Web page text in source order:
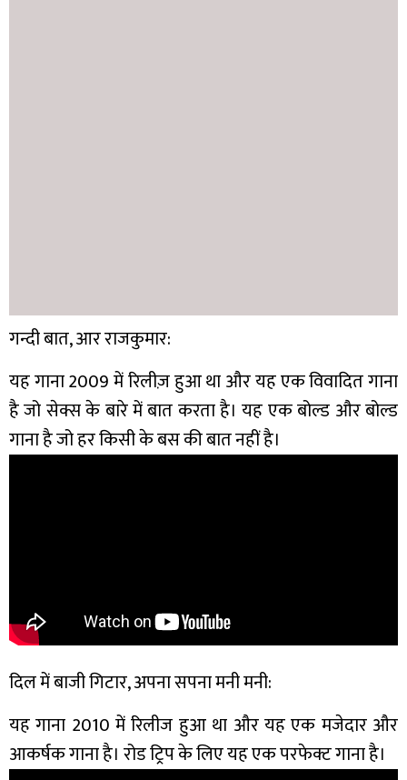
गन्दी बात, आर राजकुमार:
यह गाना 2009 में रिलीज़ हुआ था और यह एक विवादित गाना
है जो सेक्स के बारे में बात करता है। यह एक बोल्ड और बोल्ड
गाना है जो हर किसी के बस की बात नहीं है।
दिल में बाजी गिटार, अपना सपना मनी मनी:
यह गाना 2010 में रिलीज हुआ था और यह एक मजेदार और
आकर्षक गाना है। रोड ट्रिप के लिए यह एक परफेक्ट गाना है।